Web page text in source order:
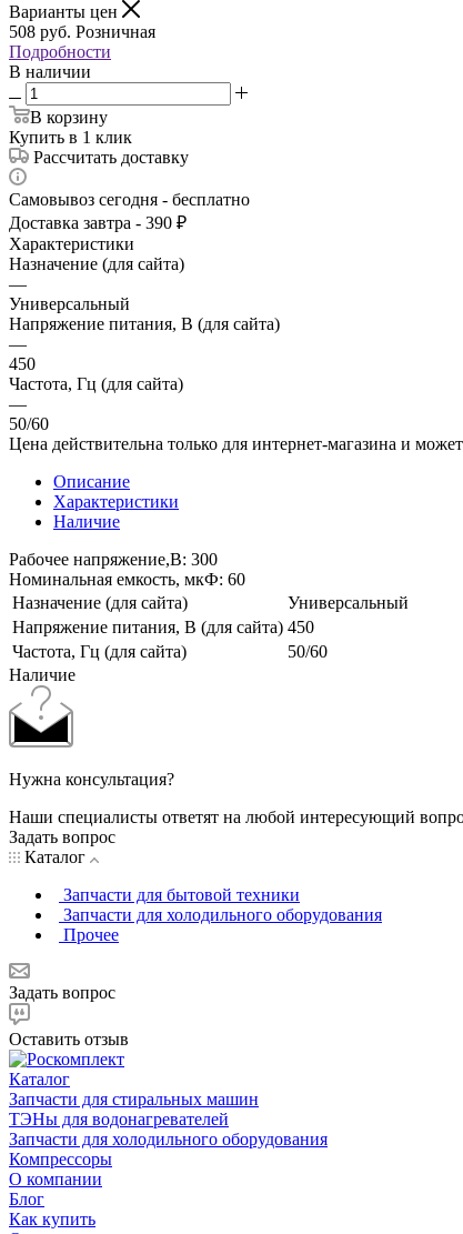
Варианты цен
508 руб. Розничная
Подробности
В наличии
В корзину
Купить в 1 клик
Рассчитать доставку
Самовывоз сегодня - бесплатно
Доставка завтра - 390 ₽
Характеристики
Назначение (для сайта)
—
Универсальный
Напряжение питания, В (для сайта)
—
450
Частота, Гц (для сайта)
—
50/60
Цена действительна только для интернет-магазина и
Описание
Характеристики
Наличие
Рабочее напряжение,В: 300
Номинальная емкость, мкФ: 60
Назначение (для сайта)
Универсальный
Напряжение питания, В (для сайта) 450
Частота, Гц (для сайта)
50/60
Наличие
Нужна консультация?
Наши специалисты ответят на любой интересующий
Задать вопрос
Каталог
Запчасти для бытовой техники
Запчасти для холодильного оборудования
Прочее
Задать вопрос
Оставить отзыв
Каталог
Запчасти для стиральных машин
ТЭНы для водонагревателей
Запчасти для холодильного оборудования
Компрессоры
О компании
Блог
Как купить